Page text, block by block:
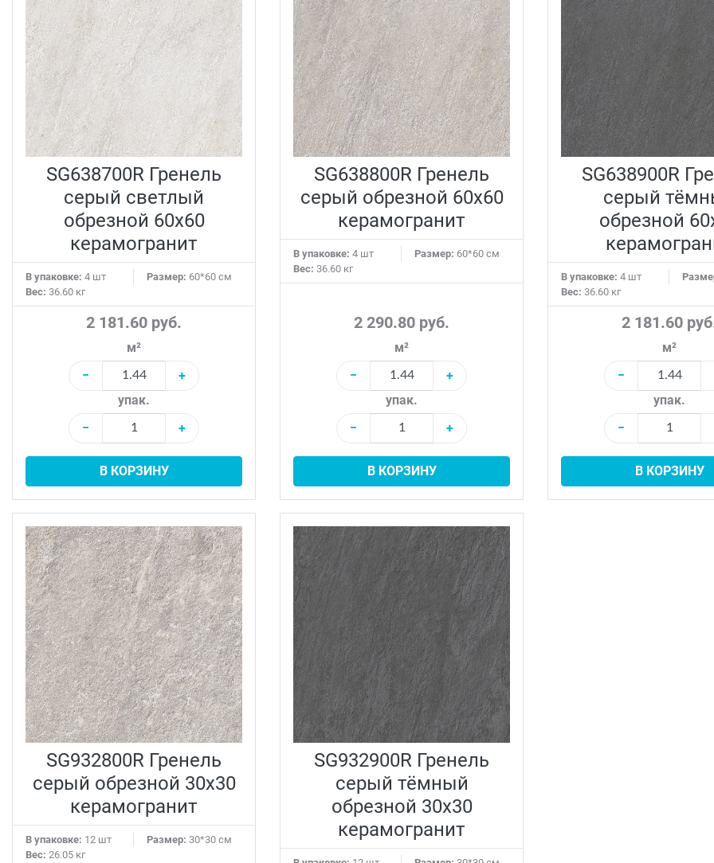
SG638700R Гренель
серый светлый
обрезной 60x60
керамогранит
В упаковке: 4 шт Размер: 60*60 см
Вес: 36.60 кг
2 181.60 руб.
м²
−
+
упак.
−
+
В КОРЗИНУ
SG638800R Гренель
серый обрезной 60x60
керамогранит
В упаковке: 4 шт Размер: 60*60 см
Вес: 36.60 кг
2 290.80 руб.
м²
−
+
упак.
−
+
В КОРЗИНУ
SG638900R
серый
обрезной
В упаковке: 4 шт
Вес: 36.60 кг
2 181.60
м²
−
упак.
−
В КОРЗИНУ
SG932800R Гренель
серый обрезной 30x30
керамогранит
В упаковке: 12 шт Размер: 30*30 см
Вес: 26.05 кг
SG932900R Гренель
серый тёмный
обрезной 30x30
керамогранит